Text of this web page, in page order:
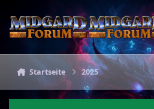
Startseite 2025